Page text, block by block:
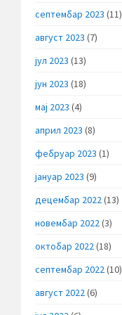
септембар 2023 (11)
август 2023 (7)
јул 2023 (13)
јун 2023 (18)
мај 2023 (4)
април 2023 (8)
фебруар 2023 (1)
јануар 2023 (9)
децембар 2022(13)
новембар 2022(3)
октобар 2022(18)
септембар 2022(10)
август 2022(6)